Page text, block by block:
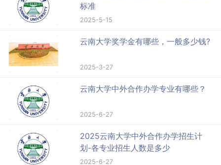
标准
2025-5-15
云南大学奖学金有哪些，一般多少钱?
2025-3-27
云南大学中外合作办学专业有哪些？
2025-6-27
2025云南大学中外合作办学招生计
划-各专业招生人数是多少
2025-6-27